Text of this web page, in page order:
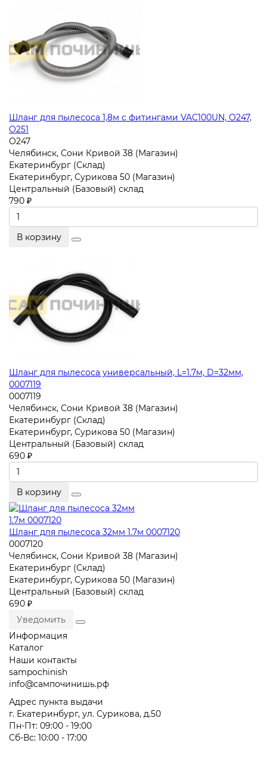
Шланг для пылесоса 1,8м с фитингами VAC100UN, O247,
O251
O247
Челябинск, Сони Кривой 38 (Магазин)
Екатеринбург (Склад)
Екатеринбург, Сурикова 50 (Магазин)
Центральный (Базовый) склад
790 ₽
В корзину
Шланг для пылесоса универсальный, L=1.7м, D=32мм,
0007119
0007119
Челябинск, Сони Кривой 38 (Магазин)
Екатеринбург (Склад)
Екатеринбург, Сурикова 50 (Магазин)
Центральный (Базовый) склад
690 ₽
В корзину
Шланг для пылесоса 32мм 1.7м 0007120
0007120
Челябинск, Сони Кривой 38 (Магазин)
Екатеринбург (Склад)
Екатеринбург, Сурикова 50 (Магазин)
Центральный (Базовый) склад
690 ₽
Уведомить
Информация
Каталог
Наши контакты
sampochinish
info@сампочинишь.рф
Адрес пункта выдачи
г. Екатеринбург, ул. Сурикова, д.50
Пн-Пт: 09:00 - 19:00
Сб-Вс: 10:00 - 17:00